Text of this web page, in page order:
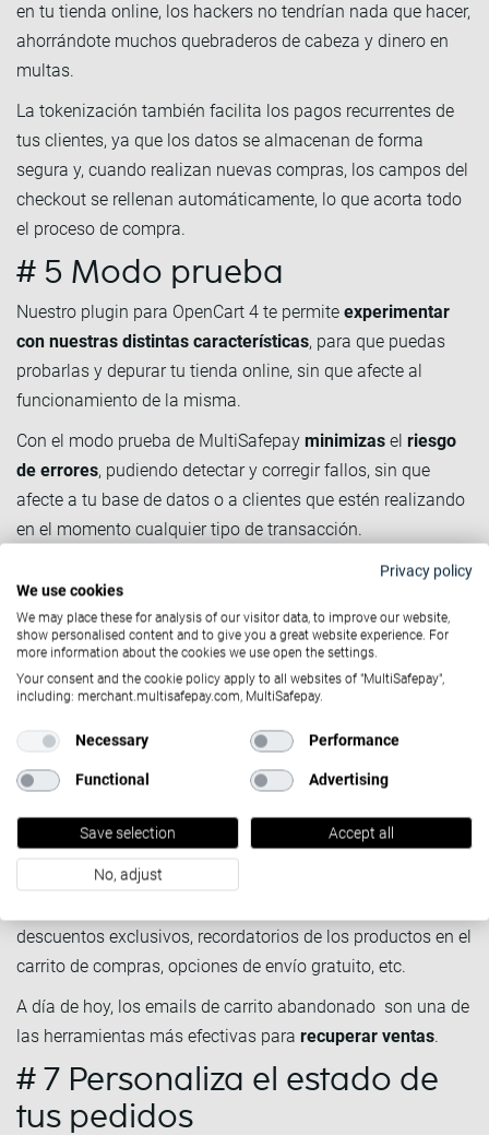
en tu tienda online, los hackers no tendrían nada que hacer,
ahorrándote muchos quebraderos de cabeza y dinero en
multas.
La tokenización también facilita los pagos recurrentes de
tus clientes, ya que los datos se almacenan de forma
segura y, cuando realizan nuevas compras, los campos del
checkout se rellenan automáticamente, lo que acorta todo
el proceso de compra.
# 5 Modo prueba
Nuestro plugin para OpenCart 4 te permite experimentar
con nuestras distintas características, para que puedas
probarlas y depurar tu tienda online, sin que afecte al
funcionamiento de la misma.
Con el modo prueba de MultiSafepay minimizas el riesgo
de errores, pudiendo detectar y corregir fallos, sin que
afecte a tu base de datos o a clientes que estén realizando
en el momento cualquier tipo de transacción.
Además, podrás cambiar fácilmente del modo prueba al
modo real.
# 6 Email de segunda
oportunidad
oportunidad.
Este tipo de emails se envían a los clientes que han
abandonado su carritoen tu tienda online para instarlos a
que completen la compra. Estos emails se pueden
automatizar para que decidas cuándo quieres enviarlos y
descuentos exclusivos, recordatorios de los productos en el
carrito de compras, opciones de envío gratuito, etc.
A día de hoy, los emails de carrito abandonado son una de
las herramientas más efectivas para recuperar ventas.
# 7 Personaliza el estado de
tus pedidos
Privacy policy
We use cookies
We may place these for analysis of our visitor data, to improve our website,
show personalised content and to give you a great website experience. For
more information about the cookies we use open the settings.
Your consent and the cookie policy apply to all websites of "MultiSafepay",
including: merchant.multisafepay.com, MultiSafepay.
Necessary Performance
Functional Advertising
Save selection Accept all
No, adjust